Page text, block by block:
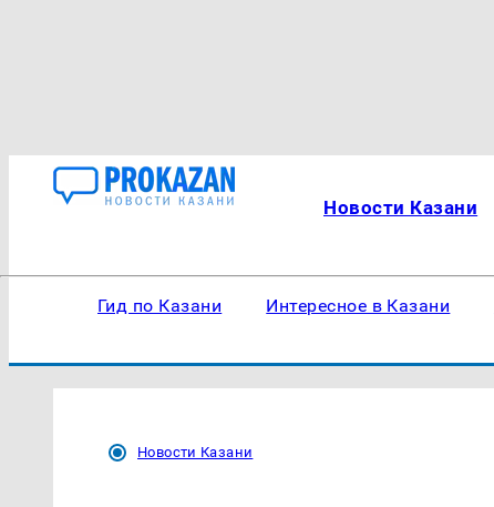
Новости Казани
Гид по Казани Интересное в Казани
Новости Казани